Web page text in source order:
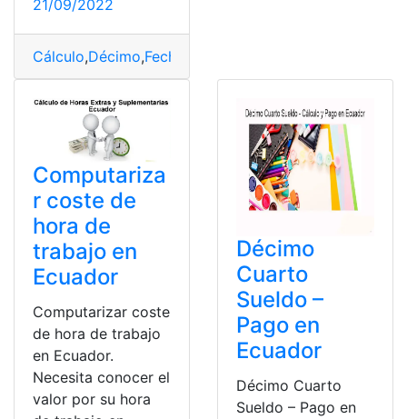
21/09/2022
Cálculo,Décimo,Fechas
Computariza
r coste de
hora de
trabajo en
Ecuador
Computarizar coste
de hora de trabajo
en Ecuador.
Necesita conocer el
valor por su hora
Décimo
Cuarto
Sueldo –
Pago en
Ecuador
Décimo Cuarto
Sueldo – Pago en